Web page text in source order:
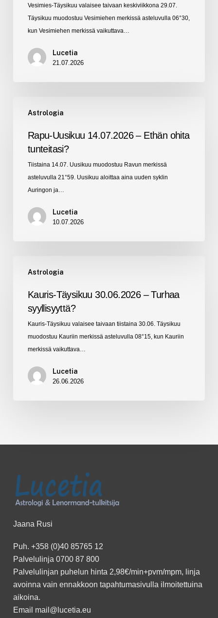
eteenpäin?
Vesimies-Täysikuu valaisee taivaan keskiviikkona 29.07.
Täysikuu muodostuu Vesimiehen merkissä asteluvulla 06°30,
kun Vesimiehen merkissä vaikuttava…
Lucetia
21.07.2026
Astrologia
Uusikuu
Ethän
ohita
tunteitasi?
Rapu-Uusikuu 14.07.2026 – Ethän ohita
tunteitasi?
Tiistaina 14.07. Uusikuu muodostuu Ravun merkissä
asteluvulla 21°59. Uusikuu aloittaa aina uuden syklin
Auringon ja…
Lucetia
10.07.2026
Astrologia
Täysikuu
Turhaa
syyllisyyttä?
Kauris-Täysikuu 30.06.2026 – Turhaa
syyllisyyttä?
Kauris-Täysikuu valaisee taivaan tiistaina 30.06. Täysikuu
muodostuu Kauriin merkissä asteluvulla 08°15, kun Kauriin
merkissä vaikuttava…
Lucetia
26.06.2026
Jaana Rusi
Puh. +358 (0)40 85765 12
Palvelulinja 0700 87 800
Palvelulinjan puhelun hinta 2,98€/min+pvm/mpm, linja
avoinna vain ennakkoon tapahtumasivulla ilmoitettuina
aikoina.
Email mail@lucetia.eu